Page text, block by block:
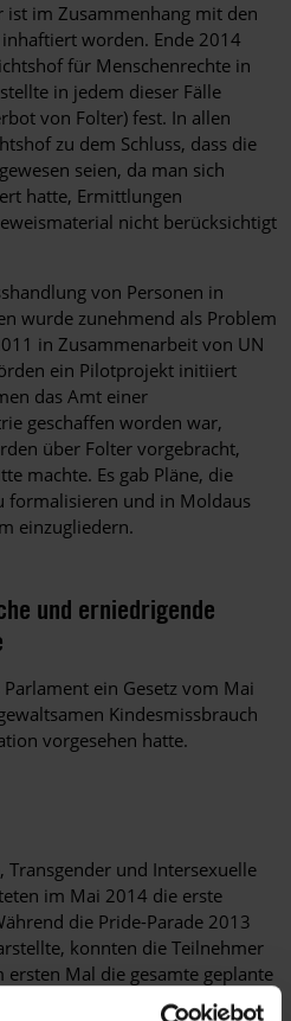
ist im Zusammenhang mit den
worden. Ende 2014
für Menschenrechte in
in jedem dieser Fälle
von Folter) fest. In allen
zu dem Schluss, dass die
seien, da man sich
hatte, Ermittlungen
nicht berücksichtigt
von Personen in
wurde zunehmend als Problem
in Zusammenarbeit von UN
ein Pilotprojekt initiiert
das Amt einer
geschaffen worden war,
über Folter vorgebracht,
machte. Es gab Pläne, die
formalisieren und in Moldaus
einzugliedern.
und erniedrigende
ein Gesetz vom Mai
Kindesmissbrauch
vorgesehen hatte.
Transgender und Intersexuelle
im Mai 2014 die erste
die Pride-Parade 2013
konnten die Teilnehmer
Mal die gesamte geplante
Hauptstadt Chişinău ablaufen,